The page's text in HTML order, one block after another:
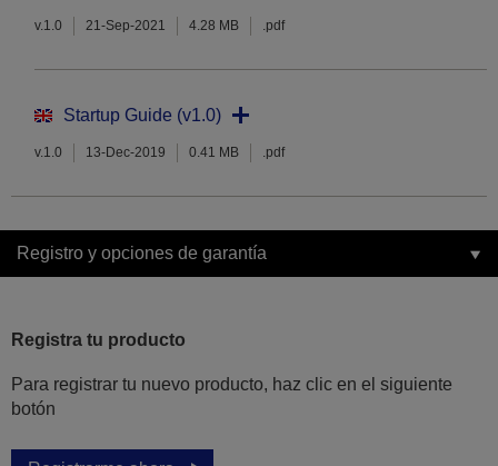
v.1.0 21-Sep-2021 4.28 MB .pdf
Startup Guide (v1.0)
v.1.0 13-Dec-2019 0.41 MB .pdf
Registro y opciones de garantía
Registra tu producto
Para registrar tu nuevo producto, haz clic en el siguiente
botón